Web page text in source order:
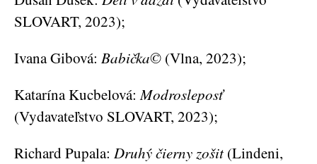
SLOVART, 2023);
Ivana Gibová: Babička© (Vlna, 2023);
Katarína Kucbelová:Modrosleposť
(Vydavateľstvo SLOVART, 2023);
Richard Pupala: Druhý čierny zošit(Lindeni,